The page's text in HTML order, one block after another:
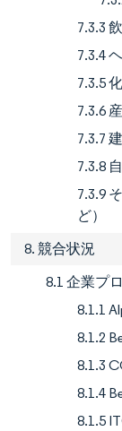
7.3.3
7.3.4
7.3.5
7.3.6
7.3.7
7.3.8
7.3.9
ど）
8. 競合状況
8.1 企業プ
8.1.1
8.1.2
8.1.3
8.1.4
8.1.5